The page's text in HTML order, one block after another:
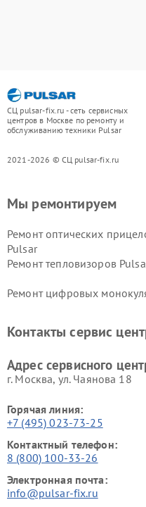
СЦ pulsar-fix.ru - сеть сервисных
центров в Москве по ремонту и
обслуживанию техники Pulsar
2021-2026 © СЦ pulsar-fix.ru
Мы ремонтируем
Ремонт оптических
Pulsar
Ремонт тепловизоров
Ремонт цифровых
Контакты сервис
Адрес сервисного
г. Москва, ул. Чаянова 18
Горячая линия:
+7 (495) 023-73-25
Контактный телефон:
8 (800) 100-33-26
Электронная почта:
info@pulsar-fix.ru